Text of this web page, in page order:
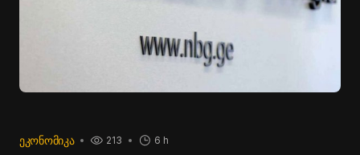
ᲔᲙᲝᲜᲝᲛᲘᲙᲐ 6 h
213